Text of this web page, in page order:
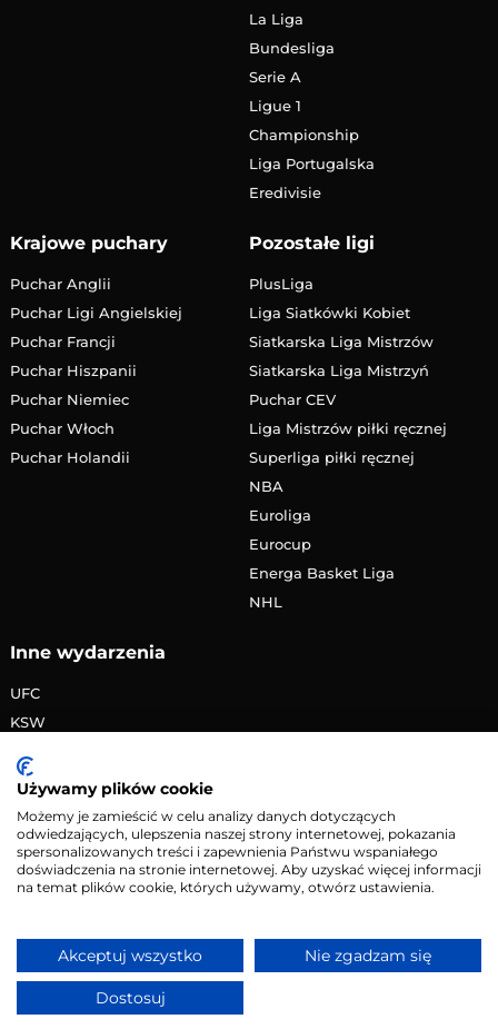
La Liga
Bundesliga
Serie A
Ligue 1
Championship
Liga Portugalska
Eredivisie
Krajowe puchary
Puchar Anglii
Puchar Ligi Angielskiej
Puchar Francji
Puchar Hiszpanii
Puchar Niemiec
Puchar Włoch
Puchar Holandii
Pozostałe ligi
PlusLiga
Liga Siatkówki Kobiet
Siatkarska Liga Mistrzów
Siatkarska Liga Mistrzyń
Puchar CEV
Liga Mistrzów piłki ręcznej
Superliga piłki ręcznej
NBA
Euroliga
Eurocup
Energa Basket Liga
NHL
Inne wydarzenia
UFC
KSW
PRIME MMA
Żużlowa Ekstraliga
Speedway Grand Prix
Skoki narciarskie
Kontakt•Reklama• Polityka prywatności
Serwis wyłącznie dla osób powyżej 18 lat. Hazard może
Używamy plików cookie
Możemy je zamieścić w celu analizy danych dotyczących
odwiedzających, ulepszenia naszej strony internetowej, pokazania
spersonalizowanych treści i zapewnienia Państwu wspaniałego
doświadczenia na stronie internetowej. Aby uzyskać więcej informacji
na temat plików cookie, których używamy, otwórz ustawienia.
Akceptuj wszystko Nie zgadzam się
Dostosuj